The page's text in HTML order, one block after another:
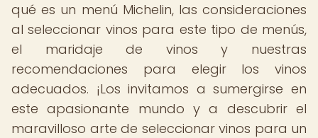
qué es un menú Michelin, las consideraciones
al seleccionar vinos para este tipo de menús,
el maridaje de vinos y nuestras
recomendaciones para elegir los vinos
adecuados. ¡Los invitamos a sumergirse en
este apasionante mundo y a descubrir el
maravilloso arte de seleccionar vinos para un